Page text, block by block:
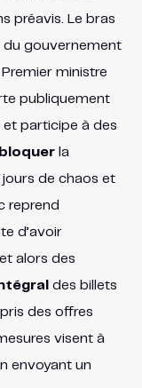
préavis​. Le bras
du gouvernement
ministre
publiquement
et participe à des
la
jours de chaos et
reprend
d’avoir
alors des
des billets
des offres
visent à
envoyant un